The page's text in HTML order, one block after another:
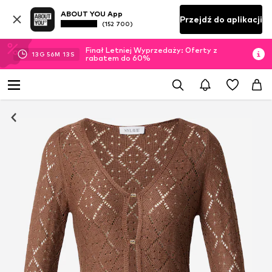
ABOUT YOU App
(152 700) Przejdź do aplikacji
13 G 56M 12 S
Finał Letniej Wyprzedaży: Oferty z
rabatem do 60%